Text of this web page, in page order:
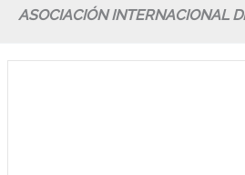
ASOCIACIÓN INTERNACIONAL